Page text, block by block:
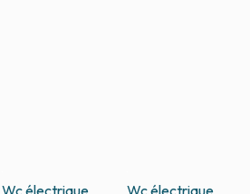
Wc électrique
Wc électrique